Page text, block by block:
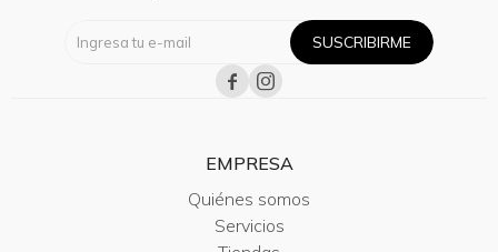
SUSCRIBIRME
 
EMPRESA
Quiénes somos
Servicios